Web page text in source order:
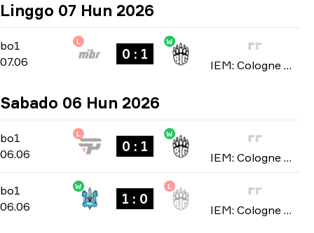
Linggo 07 Hun 2026
bo1
bo1
07.06
L
0 : 1
W
IEM: Cologne Major 2026
Sabado 06 Hun 2026
bo1
bo1
06.06
L
0 : 1
W
IEM: Cologne Major 2026
bo1
bo1
06.06
W
1 : 0
L
IEM: Cologne Major 2026